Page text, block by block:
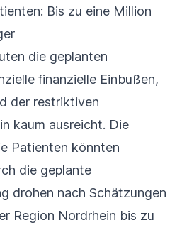
Bis zu eine Million
die geplanten
finanzielle Einbußen,
der restriktiven
kaum ausreicht. Die
Patienten könnten
die geplante
drohen nach Schätzungen
Region Nordrhein bis zu